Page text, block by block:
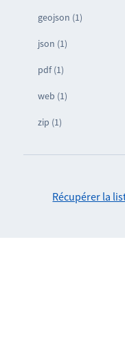
geojson (1)
json (1)
pdf (1)
web (1)
zip (1)
Récupérer la